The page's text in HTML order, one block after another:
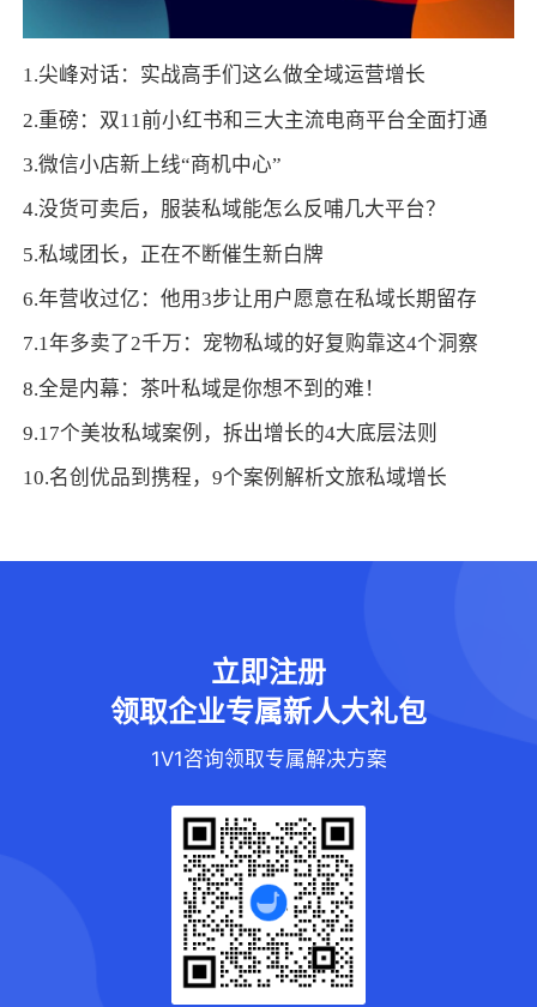
1.尖峰对话：实战高手们这么做全域运营增长
2.重磅：双11前小红书和三大主流电商平台全面打通
3.微信小店新上线“商机中心”
4.没货可卖后，服装私域能怎么反哺几大平台？
5.私域团长，正在不断催生新白牌
6.年营收过亿：他用3步让用户愿意在私域长期留存
7.1年多卖了2千万：宠物私域的好复购靠这4个洞察
8.全是内幕：茶叶私域是你想不到的难！
9.17个美妆私域案例，拆出增长的4大底层法则
10.名创优品到携程，9个案例解析文旅私域增长
立即注册
领取企业专属新人大礼包
1V1咨询领取专属解决方案